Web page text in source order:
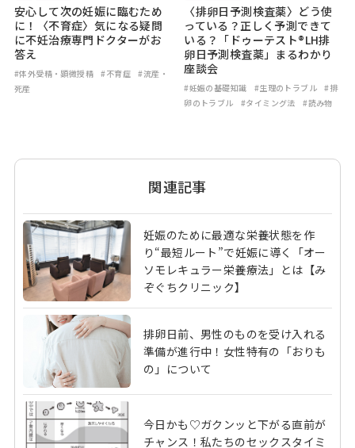
安心して次の妊娠に臨むため
に！〈不育症〉気になる疑問
に不妊治療専門ドクターがお
答え
#体外受精・顕微授精 #不育症
#流産・
死産
〈排卵日予測検査薬〉どう使
っている？正しく予測できて
いる？「ドゥーテスト®LH排
卵日予測検査薬」まるわかり
座談会
#妊娠の基礎知識 #生理のトラブル
#排
卵のトラブル
#タイミング法 #読み物
関連記事
妊娠のために最適な栄養状態を作
り“最短ルート”で妊娠に導く「オー
ソモレキュラー栄養療法」とは【み
ぞぐちクリニック】
排卵日前、男性のものを受け入れる
準備が進行中！女性特有の「おりも
の」について
今日かも♡ガクンッと下がる直前が
チャンス！私たちのセックスタイミ